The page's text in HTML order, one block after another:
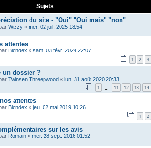
Sujets
du site - "Oui" "Oui mais" "non"
Wizzy « mer. 02 juil. 2025 18:54
attentes
Blondex « sam. 03 févr. 2024 22:07
1 2 3
un dossier ?
Twinsen Threepwood « lun. 31 août 2020 20:33
1 11 12 13 14
attentes
Blondex « jeu. 02 mai 2019 10:26
1 2
sur les avis
Romain « mer. 28 sept. 2016 01:52